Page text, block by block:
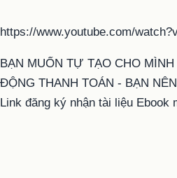
https://www.youtube.com/
BẠN MUỐN TỰ TẠO CHO
ĐỘNG THANH TOÁN - BẠN
Link đăng ký nhận tài liệu Ebook